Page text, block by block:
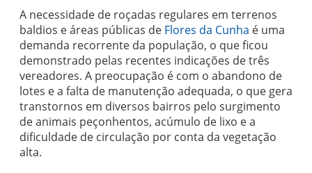
A necessidade de roçadas regulares em terrenos
baldios e áreas públicas de Flores da Cunha é uma
demanda recorrente da população, o que ficou
demonstrado pelas recentes indicações de três
vereadores. A preocupação é com o abandono de
lotes e a falta de manutenção adequada, o que gera
transtornos em diversos bairros pelo surgimento
de animais peçonhentos, acúmulo de lixo e a
dificuldade de circulação por conta da vegetação
alta.